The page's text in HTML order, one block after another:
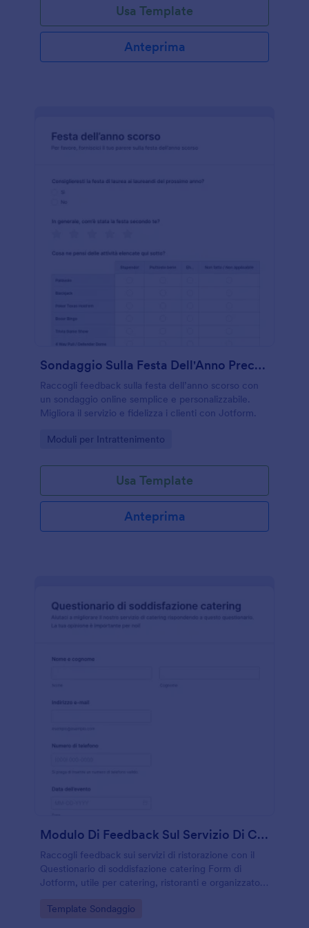
Usa Template
Anteprima
Sondaggio Sulla Festa Dell'Anno Precedente
Raccogli feedback sulla festa dell’anno scorso con
un sondaggio online semplice e personalizzabile.
Migliora il servizio e fidelizza i clienti con Jotform.
Go to Category:
Moduli per Intrattenimento
Usa Template
Anteprima
Modulo Di Feedback Sul Servizio Di Catering
Raccogli feedback sui servizi di ristorazione con il
Questionario di soddisfazione catering Form di
Jotform, utile per catering, ristoranti e organizzatori
puntualità.
Go to Category:
Template Sondaggio